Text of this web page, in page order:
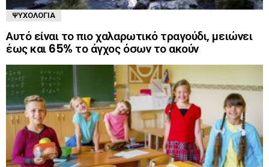
ΨΥΧΟΛΟΓΊΑ
Αυτό είναι το πιο χαλαρωτικό τραγούδι, μειώνει
έως και 65% το άγχος όσων το ακούν